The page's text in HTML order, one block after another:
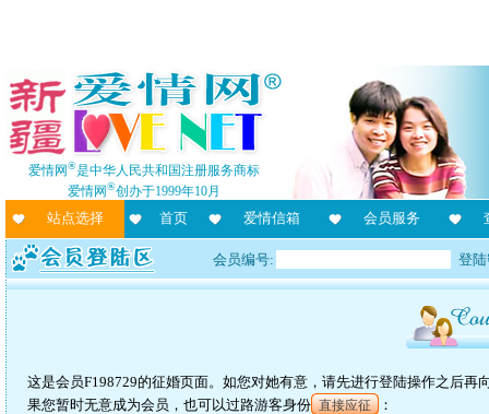
爱情网®是中华人民共和国注册服务商标
爱情网®创办于1999年10月
站点选择 首页 爱情信箱 会员服务
会员编号: 登
这是会员F198729的征婚页面。如您对她有意，请先进行登陆操作之后
果您暂时无意成为会员，也可以过路游客身份 直接应征 ：